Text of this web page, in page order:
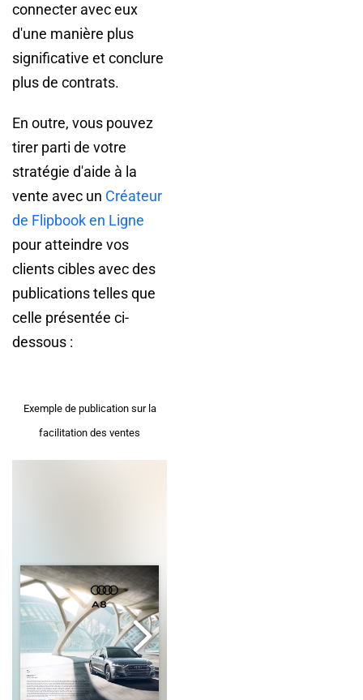
connecter avec eux
d'une manière plus
significative et conclure
plus de contrats.
En outre, vous pouvez
tirer parti de votre
stratégie d'aide à la
vente avec un Créateur
de Flipbook en Ligne
pour atteindre vos
clients cibles avec des
publications telles que
celle présentée ci-
dessous :
Exemple de publication sur la
facilitation des ventes